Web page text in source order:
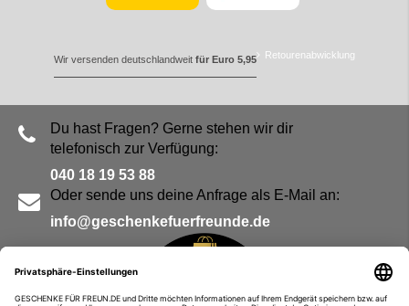
Wir versenden deutschlandweit für Euro 5,95 Retourenabwicklung
Du hast Fragen? Gerne stehen wir dir
telefonisch zur Verfügung:
040 18 19 53 88
Oder sende uns deine Anfrage als E-Mail an:
info@geschenkefuerfreunde.de